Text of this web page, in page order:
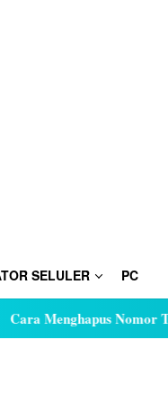
SELULER PC
Nomor Telepon Di